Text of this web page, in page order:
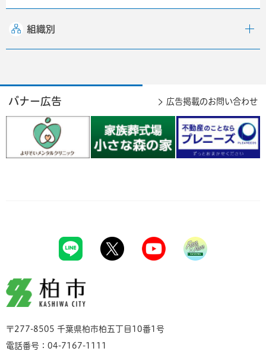
組織別
バナー広告 広告掲載のお問い合わせ
柏市
〒277-8505 千葉県柏市柏五丁目10番1号
電話番号：04-7167-1111